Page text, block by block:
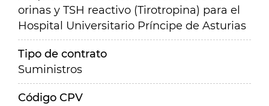
orinas y TSH reactivo (Tirotropina) para el
Hospital Universitario Príncipe de Asturias
Tipo de contrato
Suministros
Código CPV